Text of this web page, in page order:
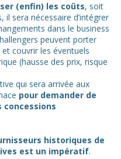
(enfin) les coûts, soit
il sera nécessaire d’intégrer
dans le business
peuvent porter
et couvrir les éventuels
(hausse des prix, risque
qui sera arrivée aux
pour demander de
historiques de
est un impératif.